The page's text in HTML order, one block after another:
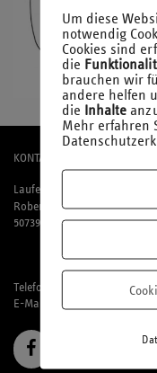
KONTAKT
Laufenberg Michels und
Robert-Perthel-Straße 81
50739 Köln
Telefon: 02 21 / 95 74 94-0
E-Mail: office@laufmich.de
Um diese
notwendig
Cookies sind
die
brauchen wir
andere helfen
die Inhalte
Mehr erfahren